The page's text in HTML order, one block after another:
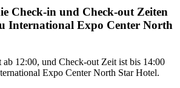
Check-in und Check-out Zeiten
International Expo Center North
12:00, und Check-out Zeit ist bis 14:00
Expo Center North Star Hotel.